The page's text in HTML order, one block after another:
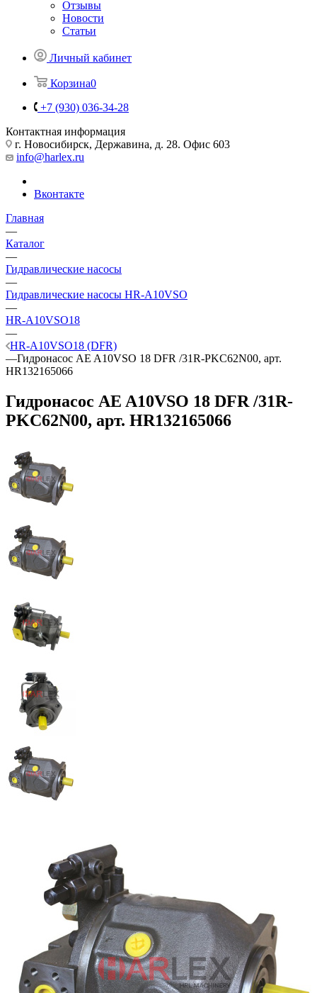
Отзывы
Новости
Статьи
Личный кабинет
Корзина0
+7 (930) 036-34-28
Контактная информация
г. Новосибирск, Державина, д. 28. Офис 603
info@harlex.ru
Вконтакте
Главная
—
Каталог
—
Гидравлические насосы
—
Гидравлические насосы HR-A10VSO
—
HR-A10VSO18
—
HR-A10VSO18 (DFR)
—Гидронасос AE A10VSO 18 DFR /31R-PKC62N00, арт.
HR132165066
Гидронасос AE A10VSO 18 DFR /31R-
PKC62N00, арт. HR132165066